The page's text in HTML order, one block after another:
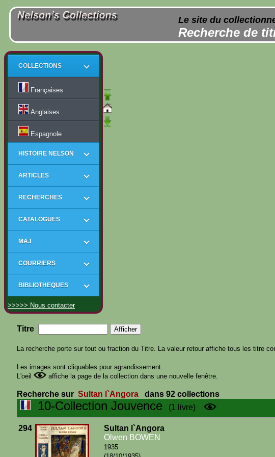
Le site du
Recherche de
COLLECTIONS
Françaises
Anglaises
Espagnole
HISTOIRE NELSON
ARTICLES
RECHERCHES
CATALOGUES
MAJ
COURRIERS
BIBLIOTHEQUES
>>>>> Nous contacter
Titre
La recherche porte sur tout ou fraction du Titre. La valeur retour affiche tous les titre
Les images sont cliquables pour agrandissement.
L'oeil
affiche la page de la collection dans une nouvelle fenêtre.
Recherche sur Sultan l`Angora dans 92 collections
10-Collection Jouvence (1 livre)
294
Sultan l`Angora
Olwen BOWEN
1935